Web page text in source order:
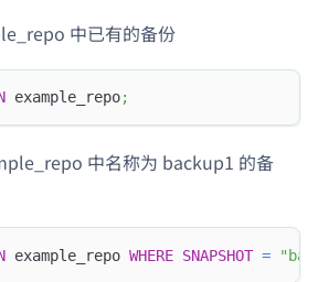
中已有的备份
example_repo;
中名称为 backup1 的备
example_repo WHERE SNAPSHOT =